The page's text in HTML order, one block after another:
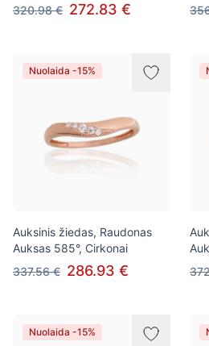
320.98 € 272.83 €
Nuolaida -15%
Auksinis žiedas, Raudonas
Auksas 585°, Cirkonai
337.56 € 286.93 €
Nuolaida -15%